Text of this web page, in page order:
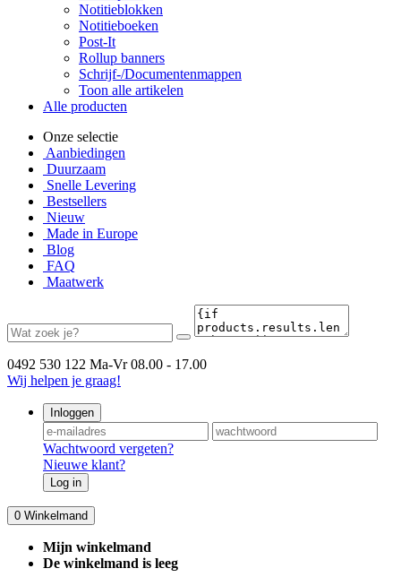
Notitieblokken
Notitieboeken
Post-It
Rollup banners
Schrijf-/Documentenmappen
Toon alle artikelen
Alle producten
Onze selectie
Aanbiedingen
Duurzaam
Snelle Levering
Bestsellers
Nieuw
Made in Europe
Blog
FAQ
Maatwerk
0492 530 122 Ma-Vr 08.00 - 17.00
Wij helpen je graag!
Inloggen
Wachtwoord vergeten?
Nieuwe klant?
Log in
0 Winkelmand
Mijn winkelmand
De winkelmand is leeg